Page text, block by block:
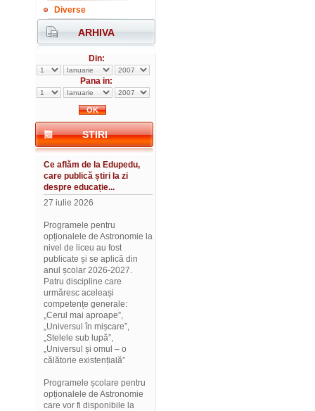
Diverse
ARHIVA
Din:
Pana in:
STIRI
Ce aflăm de la Edupedu,
care publică știri la zi
despre educație...
27 iulie 2026
Programele pentru
opționalele de Astronomie la
nivel de liceu au fost
publicate și se aplică din
anul școlar 2026-2027.
Patru discipline care
urmăresc aceleași
competențe generale:
„Cerul mai aproape”,
„Universul în mișcare”,
„Stelele sub lupă”,
„Universul și omul – o
călătorie existențială”
Programele școlare pentru
opționalele de Astronomie
care vor fi disponibile la